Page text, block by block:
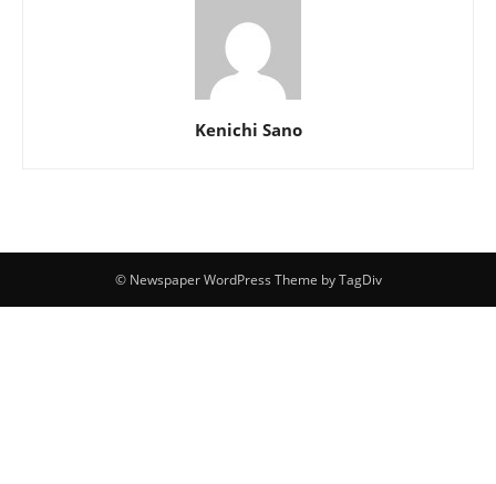
Kenichi Sano
© Newspaper WordPress Theme by TagDiv